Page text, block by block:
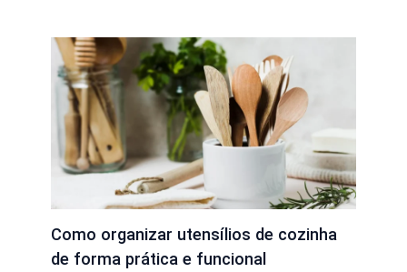
Como organizar utensílios de cozinha
de forma prática e funcional